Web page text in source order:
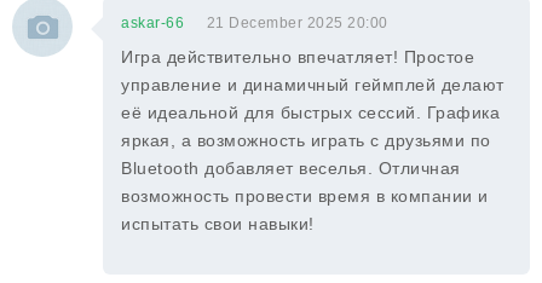
askar-66 21 December 2025 20:00
Игра действительно впечатляет! Простое
управление и динамичный геймплей делают
её идеальной для быстрых сессий. Графика
яркая, а возможность играть с друзьями по
Bluetooth добавляет веселья. Отличная
возможность провести время в компании и
испытать свои навыки!